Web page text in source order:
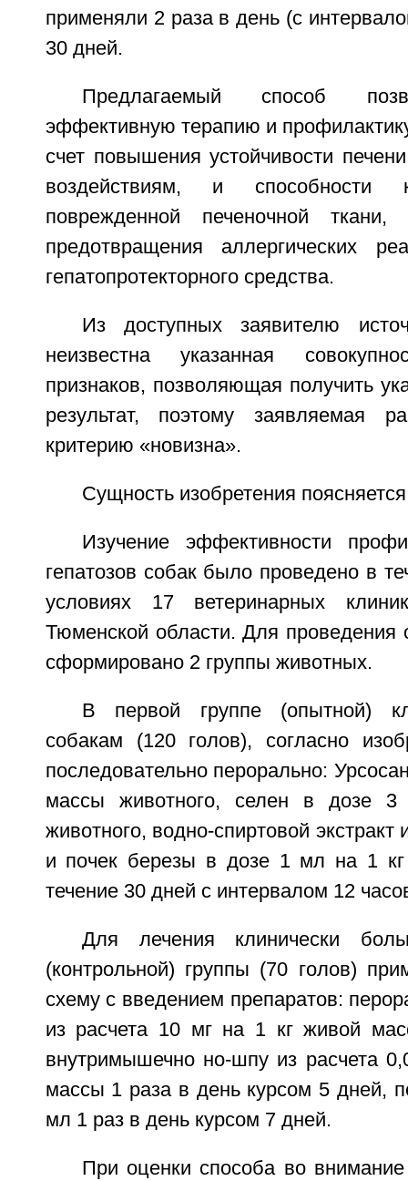
применяли 2 раза в день (с
30 дней.
Предлагаемый способ
эффективную терапию и
счет повышения устойчивости
воздействиям, и способности
поврежденной печеночной
предотвращения аллергических
гепатопротекторного средства.
Из доступных заявителю
неизвестна указанная
признаков, позволяющая получить
результат, поэтому заявляемая
критерию «новизна».
Сущность изобретения
Изучение эффективности
гепатозов собак было проведено в
условиях 17 ветеринарных
Тюменской области. Для проведения
сформировано 2 группы животных.
В первой группе (опытной)
собакам (120 голов), согласно
последовательно перорально:
массы животного, селен в дозе
животного, водно-спиртовой
и почек березы в дозе 1 мл на 1
течение 30 дней с интервалом 12
Для лечения клинически
(контрольной) группы (70 голов)
схему с введением препаратов:
из расчета 10 мг на 1 кг живой
внутримышечно но-шпу из расчета
массы 1 раза в день курсом 5 дней,
мл 1 раз в день курсом 7 дней.
При оценки способа во внимание